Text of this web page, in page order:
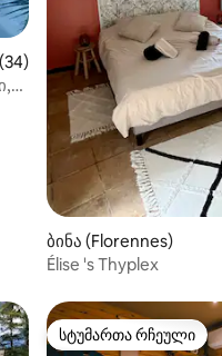
შეფასებაა 5‑დან 5,
ბინა (Florennes)
Élise 's Thyplex
სტუმართა რჩეული
სტუმართა რჩეული